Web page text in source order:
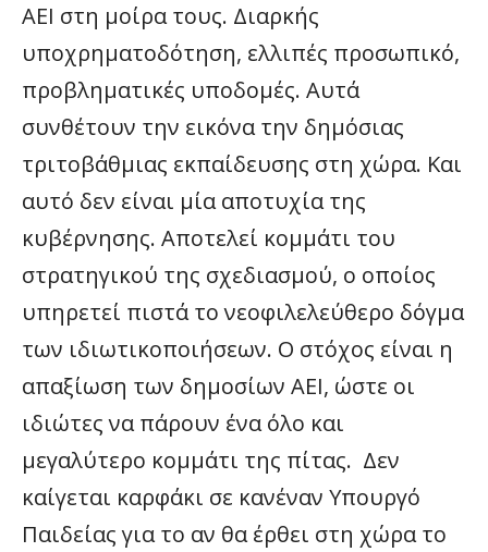
ΑΕΙ στη μοίρα τους. Διαρκής
υποχρηματοδότηση, ελλιπές προσωπικό,
προβληματικές υποδομές. Αυτά
συνθέτουν την εικόνα την δημόσιας
τριτοβάθμιας εκπαίδευσης στη χώρα. Και
αυτό δεν είναι μία αποτυχία της
κυβέρνησης. Αποτελεί κομμάτι του
στρατηγικού της σχεδιασμού, ο οποίος
υπηρετεί πιστά το νεοφιλελεύθερο δόγμα
των ιδιωτικοποιήσεων. Ο στόχος είναι η
απαξίωση των δημοσίων ΑΕΙ, ώστε οι
ιδιώτες να πάρουν ένα όλο και
μεγαλύτερο κομμάτι της πίτας. Δεν
καίγεται καρφάκι σε κανέναν Υπουργό
Παιδείας για το αν θα έρθει στη χώρα το